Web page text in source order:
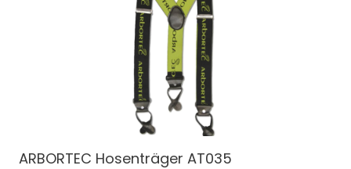
ARBORTEC Hosenträger AT035